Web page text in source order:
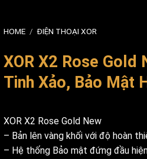
HOME / ĐIỆN THOẠI XOR
XOR X2 Rose
Tinh Xảo, Bảo Mật
XOR X2 Rose Gold New
– Bản lên vàng khối với độ hoàn
– Hệ thống Bảo mật đứng đầu